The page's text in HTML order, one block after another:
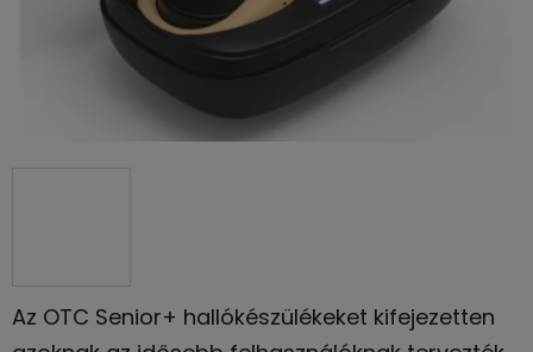
Az OTC Senior+ hallókészülékeket kifejezetten